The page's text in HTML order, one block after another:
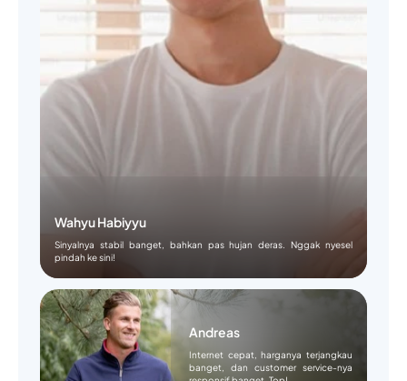
Wahyu Habiyyu
Sinyalnya stabil banget, bahkan pas hujan deras. Nggak nyesel
pindah ke sini!
Andreas
Internet cepat, harganya terjangkau
banget, dan customer service-nya